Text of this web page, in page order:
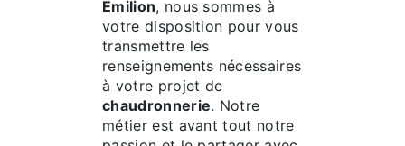
Emilion, nous sommes à
votre disposition pour vous
transmettre les
renseignements nécessaires
à votre projet de
chaudronnerie. Notre
métier est avant tout notre